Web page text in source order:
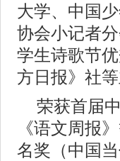
大学、中国
协会小记者
学生诗歌节
方日报》社等
荣获首届
《语文周报
名奖（中国